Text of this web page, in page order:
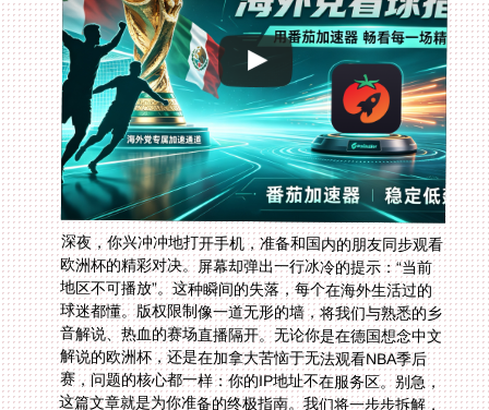
深夜，你兴冲冲地打开手机，准备和国内的朋友同步观看
欧洲杯的精彩对决。屏幕却弹出一行冰冷的提示：“当前
地区不可播放”。这种瞬间的失落，每个在海外生活过的
球迷都懂。版权限制像一道无形的墙，将我们与熟悉的乡
音解说、热血的赛场直播隔开。无论你是在德国想念中文
解说的欧洲杯，还是在加拿大苦恼于无法观看NBA季后
赛，问题的核心都一样：你的IP地址不在服务区。别急，
这篇文章就是为你准备的终极指南。我们将一步步拆解，
如何利用一款优质的回国加速器，轻松穿越这堵墙，重新